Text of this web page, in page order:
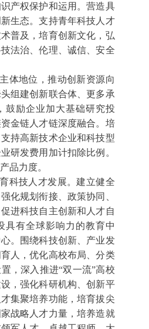
产权保护和运用。营造具
生态。支持青年科技人才
普及，培育创新文化，弘
法治、伦理、诚信、安全
体地位，推动创新资源向
组建创新联合体、更多承
鼓励企业加大基础研究投
金链人才链深度融合。培
持高新技术企业和科技型
研发费用加计扣除比例。
品力度。
科技人才发展。建立健全
化规划衔接、政策协同、
进科技自主创新和人才自
具有全球影响力的教育中
。围绕科技创新、产业发
人，优化高校布局、分类
，深入推进“双一流”高校
，强化科研机构、创新平
集聚培养功能，培育拔尖
战略人才力量，培养造就